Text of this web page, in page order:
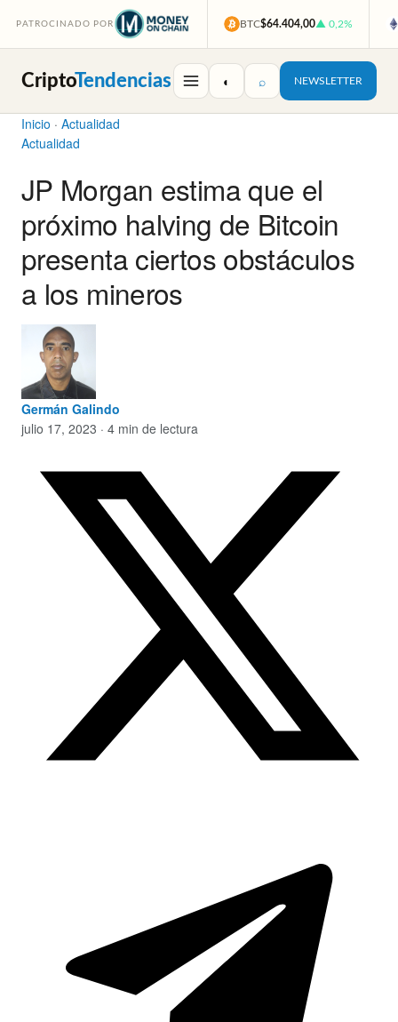
PATROCINADO POR BTC$64.404,00▲ 0,2%
CriptoTendencias ◐ ⌕ NEWSLETTER
Inicio · Actualidad
Actualidad
JP Morgan estima que el
próximo halving de Bitcoin
presenta ciertos obstáculos
a los mineros
Germán Galindo
julio 17, 2023 · 4 min de lectura